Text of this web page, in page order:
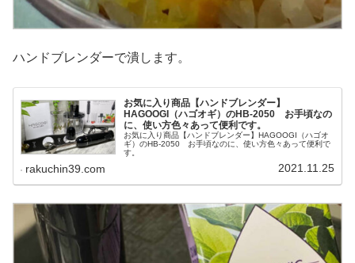
ハンドブレンダーで潰します。
お気に入り商品【ハンドブレンダー】
HAGOOGI（ハゴオギ）のHB-2050 お手頃なの
に、使い方色々あって便利です。
お気に入り商品【ハンドブレンダー】HAGOOGI（ハゴオ
ギ）のHB-2050 お手頃なのに、使い方色々あって便利で
す。
rakuchin39.com 2021.11.25